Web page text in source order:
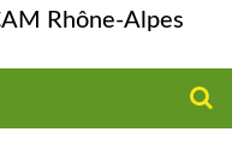
Rhône-Alpes